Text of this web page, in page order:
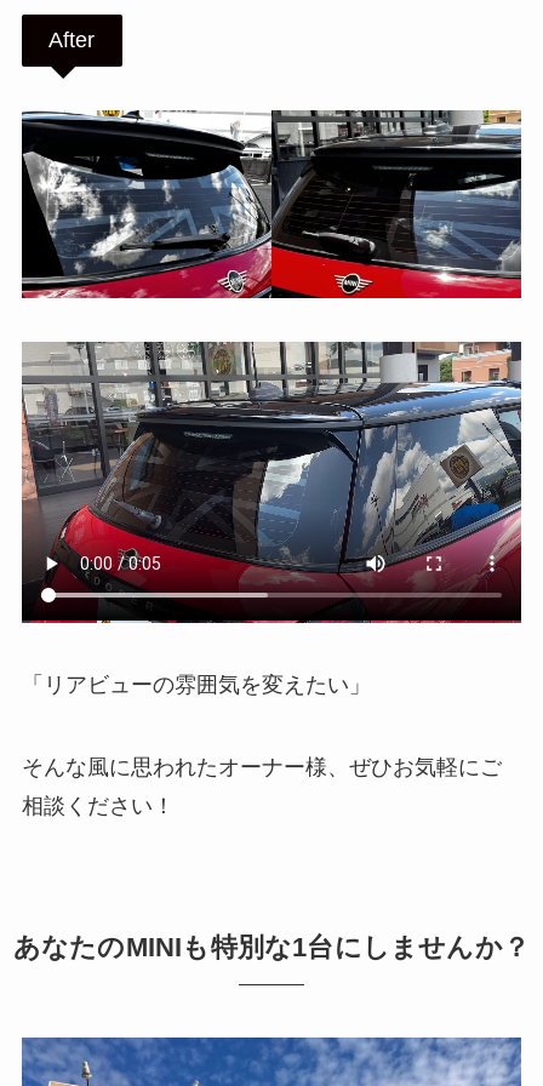
After
「リアビューの雰囲気を変えたい」
そんな風に思われたオーナー様、ぜひお気軽にご
相談ください！
あなたのMINIも特別な1台にしませんか？